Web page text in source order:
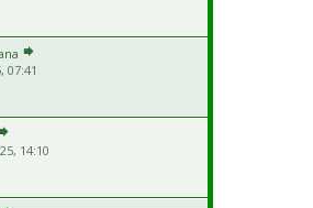
07:41
14:10